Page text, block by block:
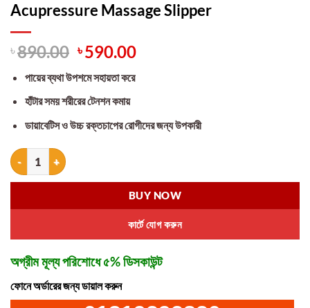
Acupressure Massage Slipper
৳890.00 Original
was:
৳ 890.00.
৳590.00Current
পায়ের ব্যথা উপশমে সহায়তা করে
হাঁটার সময় শরীরের টেনশন কমায়
ডায়াবেটিস ও উচ্চ রক্তচাপের রোগীদের জন্য উপকারী
Acupressure Massage Slipper quantity
কার্টে যোগ করুন
BUY NOW
অগ্রীম মূল্য পরিশোধে ৫% ডিসকাউন্ট
ফোনে অর্ডারের জন্য ডায়াল করুন